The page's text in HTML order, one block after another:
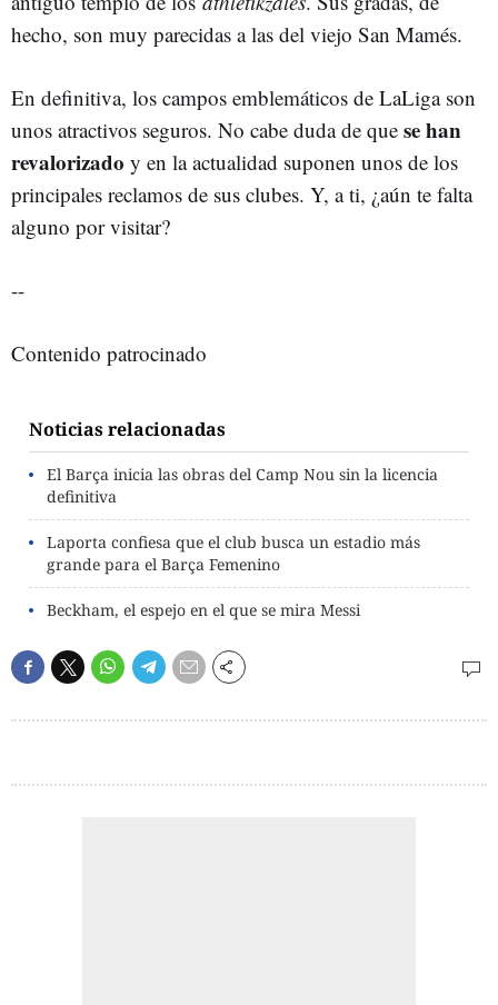
hecho, son muy parecidas a las del viejo San Mamés.
En definitiva, los campos emblemáticos de LaLiga son
unos atractivos seguros. No cabe duda de que se han
revalorizado y en la actualidad suponen unos de los
principales reclamos de sus clubes. Y, a ti, ¿aún te falta
alguno por visitar?
--
Contenido patrocinado
Noticias relacionadas
El Barça inicia las obras del Camp Nou sin la licencia
definitiva
Laporta confiesa que el club busca un estadio más
grande para el Barça Femenino
Beckham, el espejo en el que se mira Messi